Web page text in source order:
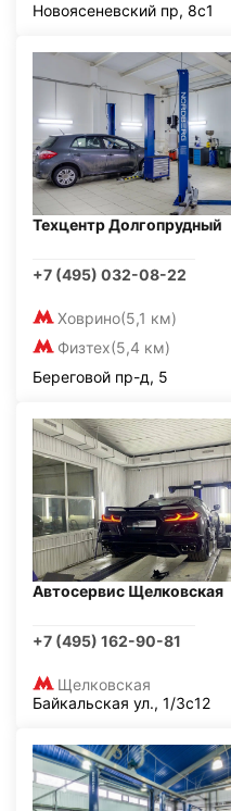
Новоясеневский пр, 8с1
Техцентр Долгопрудный
+7 (495) 032-08-22
Ховрино(5,1 км)
Физтех(5,4 км)
Береговой пр-д, 5
Автосервис Щелковская
+7 (495) 162-90-81
Щелковская
Байкальская ул., 1/3с12